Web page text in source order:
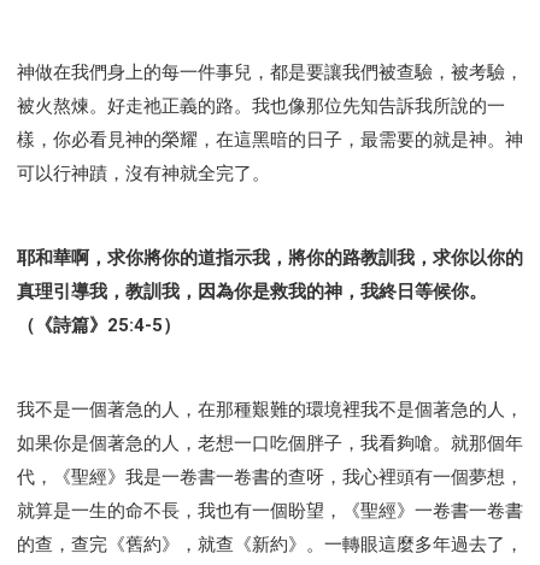
神做在我們身上的每一件事兒，都是要讓我們被查驗，被考驗，
被火熬煉。好走祂正義的路。我也像那位先知告訴我所說的一
樣，你必看見神的榮耀，在這黑暗的日子，最需要的就是神。神
可以行神蹟，沒有神就全完了。
耶和華啊，求你將你的道指示我，將你的路教訓我，求你以你的
真理引導我，教訓我，因為你是救我的神，我終日等候你。
（《詩篇》25:4-5）
我不是一個著急的人，在那種艱難的環境裡我不是個著急的人，
如果你是個著急的人，老想一口吃個胖子，我看夠嗆。就那個年
代，《聖經》我是一卷書一卷書的查呀，我心裡頭有一個夢想，
就算是一生的命不長，我也有一個盼望，《聖經》一卷書一卷書
的查，查完《舊約》，就查《新約》。一轉眼這麼多年過去了，